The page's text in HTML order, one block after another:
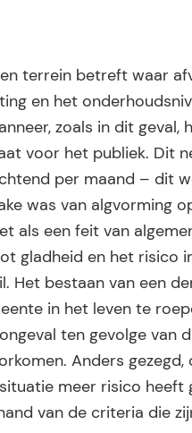
terrein betreft waar
en het
zoals in dit
voor het publiek. Dit
per maand – dit
was van algvorming
als een feit van
gladheid en het risico
bestaan van een
in het leven te
ten gevolge van
Anders gezegd,
meer risico heeft
van de criteria die